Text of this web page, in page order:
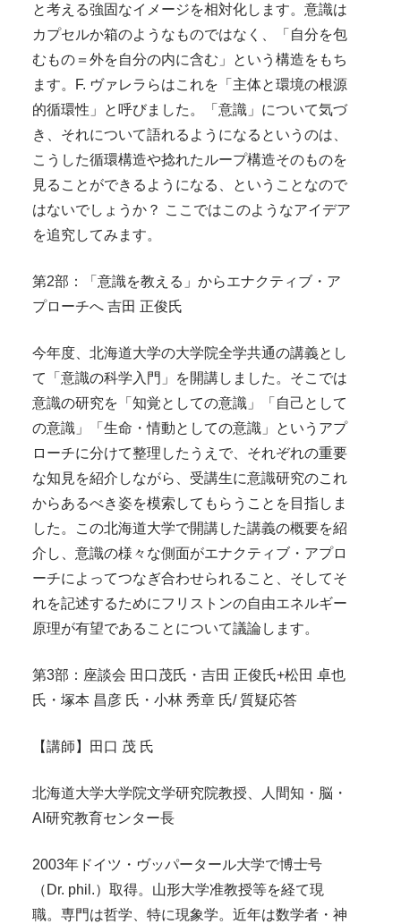
と考える強固なイメージを相対化します。意識は
カプセルか箱のようなものではなく、「自分を包
むもの＝外を自分の内に含む」という構造をもち
ます。F. ヴァレラらはこれを「主体と環境の根源
的循環性」と呼びました。「意識」について気づ
き、それについて語れるようになるというのは、
こうした循環構造や捻れたループ構造そのものを
見ることができるようになる、ということなので
はないでしょうか？ ここではこのようなアイデア
を追究してみます。
第2部：「意識を教える」からエナクティブ・ア
プローチへ 吉田 正俊氏
今年度、北海道大学の大学院全学共通の講義とし
て「意識の科学入門」を開講しました。そこでは
意識の研究を「知覚としての意識」「自己として
の意識」「生命・情動としての意識」というアプ
ローチに分けて整理したうえで、それぞれの重要
な知見を紹介しながら、受講生に意識研究のこれ
からあるべき姿を模索してもらうことを目指しま
した。この北海道大学で開講した講義の概要を紹
介し、意識の様々な側面がエナクティブ・アプロ
ーチによってつなぎ合わせられること、そしてそ
れを記述するためにフリストンの自由エネルギー
原理が有望であることについて議論します。
第3部：座談会 田口茂氏・吉田 正俊氏+松田 卓也
氏・塚本 昌彦 氏・小林 秀章 氏/ 質疑応答
【講師】田口 茂 氏
北海道大学大学院文学研究院教授、人間知・脳・
AI研究教育センター長
2003年ドイツ・ヴッパータール大学で博士号
（Dr. phil.）取得。山形大学准教授等を経て現
職。専門は哲学、特に現象学。近年は数学者・神